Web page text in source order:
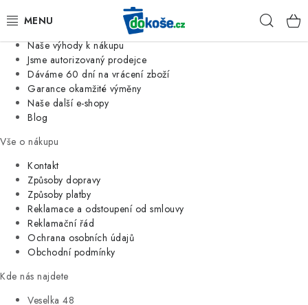
Jsme tradiční česká firma
Naše výhody k nákupu
Jsme autorizovaný prodejce
Dáváme 60 dní na vrácení zboží
Garance okamžité výměny
Naše další e-shopy
Blog
Vše o nákupu
Kontakt
Způsoby dopravy
Způsoby platby
Reklamace a odstoupení od smlouvy
Reklamační řád
Ochrana osobních údajů
Obchodní podmínky
Kde nás najdete
Veselka 48
KOŠE
SÁČKY
KUCHYNĚ
ORGANIZACE
DOMÁCNOST
ÚKLID